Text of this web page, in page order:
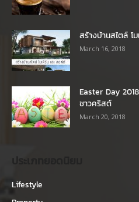
สร้างบ้านสไตล์ โ
March 16, 2018
Easter Day
ชาวคริสต์
March 20, 2018
Lifestyle